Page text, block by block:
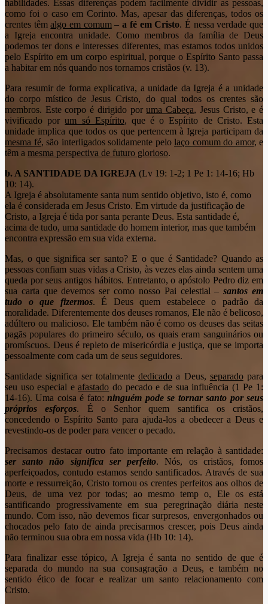
habilidades. Essas diferenças podem facilmente dividir as pessoas,
como foi o caso em Corinto. Mas, apesar das diferenças, todos os
crentes têmalgo em comum–a fé em Cristo. É nessa verdade que
a Igreja encontra unidade. Como membros da família de Deus
podemos ter dons e interesses diferentes, mas estamos todos unidos
pelo Espírito em um corpo espiritual, porque o Espírito Santo passa
a habitar em nós quando nos tornamos cristãos (v. 13).
Para resumir de forma explicativa, a unidade da Igreja é a unidade
do corpo místico de Jesus Cristo, do qual todos os crentes são
membros. Este corpo é dirigido poruma Cabeça, Jesus Cristo, e é
vivificado porum só Espírito, que é o Espírito de Cristo. Esta
unidade implica que todos os que pertencem à Igreja participam da
mesma fé, são interligados solidamente pelo laço comum do amor, e
têm a mesma perspectiva de futuro glorioso.
b. A SANTIDADE DA IGREJA (Lv 19: 1-2; 1 Pe 1: 14-16; Hb
10: 14).
A Igreja é absolutamente santa num sentido objetivo, isto é, como
ela é considerada em Jesus Cristo. Em virtude da justificação de
Cristo, a Igreja é tida por santa perante Deus. Esta santidade é,
acima de tudo, uma santidade do homem interior, mas que também
encontra expressão em sua vida externa.
Mas, o que significa ser santo? E o que é Santidade? Quando as
pessoas confiam suas vidas a Cristo, às vezes elas ainda sentem uma
queda por seus antigos hábitos. Entretanto, o apóstolo Pedro diz em
sua carta que devemos ser como nosso Pai celestial –santos em
tudo o que fizermos. É Deus quem estabelece o padrão da
moralidade. Diferentemente dos deuses romanos, Ele não é belicoso,
adúltero ou malicioso. Ele também não é como os deuses das seitas
pagãs populares do primeiro século, os quais eram sanguinários ou
promíscuos. Deus é repleto de misericórdia e justiça, que se importa
pessoalmente com cada um de seus seguidores.
Santidade significa ser totalmente dedicado a Deus, separadopara
seu uso especial eafastado do pecado e de sua influência (1 Pe 1:
14-16). Uma coisa é fato:ninguém pode se tornar santo por seus
próprios esforços. É o Senhor quem santifica os cristãos,
concedendo o Espírito Santo para ajuda-los a obedecer a Deus e
revestindo-os de poder para vencer o pecado.
Precisamos destacar outro fato importante em relação à santidade:
ser santo não significa ser perfeito. Nós, os cristãos, fomos
aperfeiçoados, contudo estamos sendo santificados. Através de sua
morte e ressurreição, Cristo tornou os crentes perfeitos aos olhos de
Deus, de uma vez por todas; ao mesmo temp o, Ele os está
santificando progressivamente em sua peregrinação diária neste
mundo. Com isso, não devemos ficar surpresos, envergonhados ou
chocados pelo fato de ainda precisarmos crescer, pois Deus ainda
não terminou sua obra em nossa vida (Hb 10: 14).
Para finalizar esse tópico, A Igreja é santa no sentido de que é
separada do mundo na sua consagração a Deus, e também no
sentido ético de focar e realizar um santo relacionamento com
Cristo.